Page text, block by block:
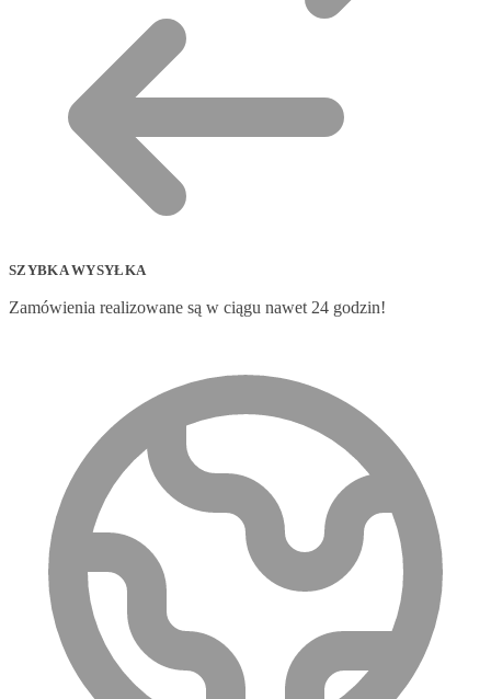
SZYBKA WYSYŁKA
Zamówienia realizowane są w ciągu nawet 24 godzin!